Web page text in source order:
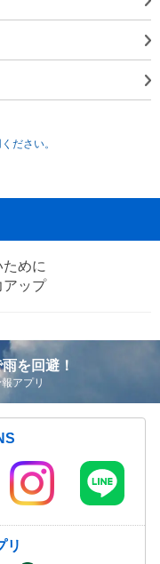
ださい。
めに
アップ
を回避！
アプリ
リ